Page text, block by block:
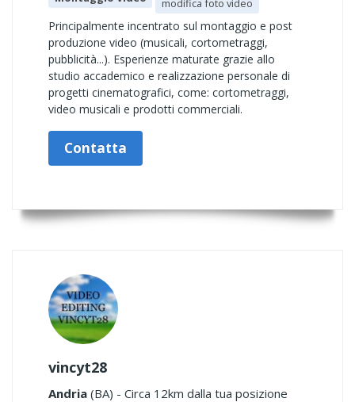
modifica foto video
Principalmente incentrato sul montaggio e post
produzione video (musicali, cortometraggi,
pubblicità...). Esperienze maturate grazie allo
studio accademico e realizzazione personale di
progetti cinematografici, come: cortometraggi,
video musicali e prodotti commerciali.
Contatta
vincyt28
Andria (BA) - Circa 12km dalla tua posizione